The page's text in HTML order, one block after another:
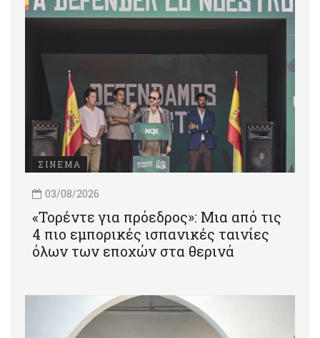
ΣΙΝΕΜΑ
03/08/2026
«Τορέντε για πρόεδρος»: Mια από τις
4 πιο εμπορικές ισπανικές ταινίες
όλων των εποχών στα θερινά